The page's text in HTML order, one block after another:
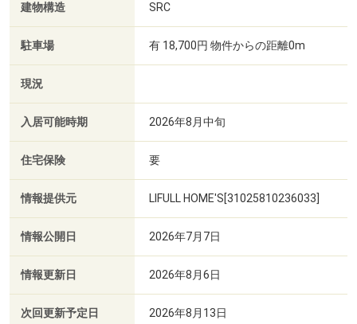
建物構造 SRC
駐車場 有 18,700円 物件からの距離0m
現況
入居可能時期 2026年8月中旬
住宅保険 要
情報提供元 LIFULL HOME'S[31025810236033]
情報公開日 2026年7月7日
情報更新日 2026年8月6日
次回更新予定日 2026年8月13日